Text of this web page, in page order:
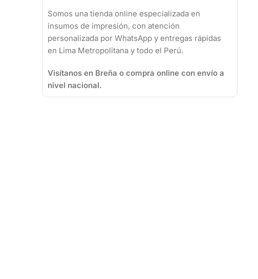
Somos una tienda online especializada en
insumos de impresión, con atención
personalizada por WhatsApp y entregas rápidas
en Lima Metropolitana y todo el Perú.
Visítanos en Breña o compra online con envío a
nivel nacional.